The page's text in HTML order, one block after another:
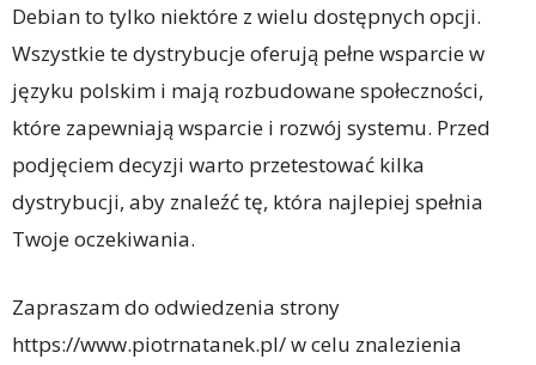
Debian to tylko niektóre z wielu dostępnych opcji.
Wszystkie te dystrybucje oferują pełne wsparcie w
języku polskim i mają rozbudowane społeczności,
które zapewniają wsparcie i rozwój systemu. Przed
podjęciem decyzji warto przetestować kilka
dystrybucji, aby znaleźć tę, która najlepiej spełnia
Twoje oczekiwania.
Zapraszam do odwiedzenia strony
https://www.piotrnatanek.pl/ w celu znalezienia